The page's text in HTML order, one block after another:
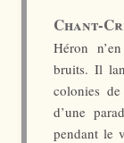
Chant-
Héron
bruits. Il
colonies
d’une
pendant le